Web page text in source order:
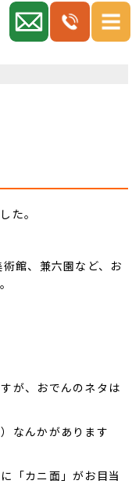
た。
館、兼六園など、お
が、おでんのネタは
なんかがあります
「カニ面」がお目当